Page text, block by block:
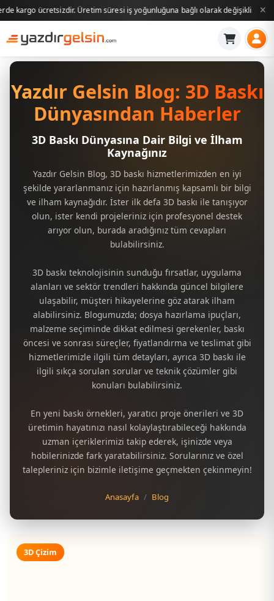
süresi iş yoğunluğuna bağlı olarak değişiklik gösterebilir. Siparişleriniz
Yazdır Gelsin Blog: 3D Baskı
Dünyasından Haberler
3D Baskı Dünyasına Dair Bilgi ve İlham
Kaynağınız
Yazdır Gelsin Blog, 3D baskı hizmetlerimizden en iyi
şekilde yararlanmanız için hazırlanmış kapsamlı bir bilgi
ve ilham kaynağıdır. İster ilk defa 3D baskı ile tanışıyor
olun, ister kendi projeleriniz için profesyonel destek
arıyor olun, burada aradığınız tüm cevapları
bulabilirsiniz.
3D baskı teknolojisinin sunduğu fırsatlar, uygulama
alanları ve sektör trendleri hakkında güncel bilgilere
ulaşabilir, müşteri hikayelerine göz atarak ilham
alabilirsiniz. Blogumuzda; dosya hazırlama ipuçları,
malzeme seçiminde dikkat edilmesi gerekenler, baskı
öncesi ve sonrası süreçler, fiyatlandırma ve teslimat gibi
hizmetlerimizle ilgili tüm detayları, ayrıca 3D baskı ile
ilgili sıkça sorulan sorular ve teknik çözümler gibi
konuları bulabilirsiniz.
En yeni baskı örnekleri, yaratıcı proje önerileri ve 3D
üretimin hayatınızı nasıl kolaylaştırabileceği hakkında
uzman içeriklerimizi takip ederek, işinizde veya
hobilerinizde fark yaratabilirsiniz. Sorularınız ve özel
talepleriniz için bizimle iletişime geçmekten çekinmeyin!
Anasayfa Blog
3D Çizim